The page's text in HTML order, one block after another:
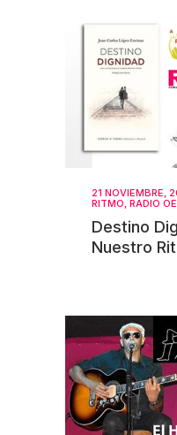
21 NOVIEMBRE,
RITMO, RADIO
Destino
Nuestro